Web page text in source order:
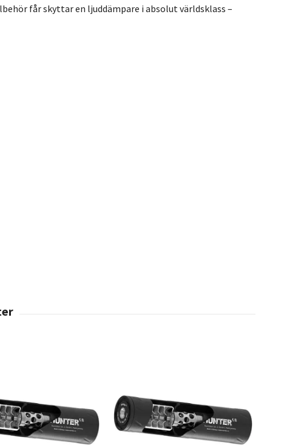
får skyttar en ljuddämpare i absolut världsklass –